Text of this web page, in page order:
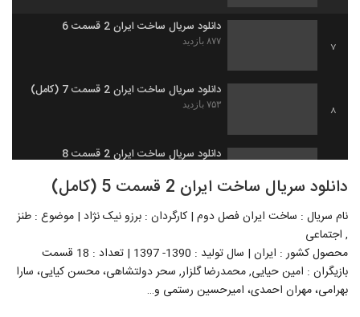
7
دانلود سریال ساخت ایران 2 قسمت 6
۸۷۷ بازدید
8
دانلود سریال ساخت ایران 2 قسمت 7 (کامل)
۷۵۳ بازدید
دانلود سریال ساخت ایران 2 قسمت 8
10
دانلود سریال ساخت ایران 2 قسمت 9 (کامل)
دانلود سریال ساخت ایران 2 قسمت 10 (کامل)
۶۸۰ بازدید
دانلود سریال ساخت ایران 2 قسمت 5 (کامل)
نام سریال : ساخت ایران فصل دوم | کارگردان : برزو نیک نژاد | موضوع : طنز
, اجتماعی
محصول کشور : ایران | سال تولید : 1390- 1397 | تعداد : 18 قسمت
بازیگران : امین حیایی, محمدرضا گلزار, سحر دولتشاهی، محسن کیایی، سارا
بهرامی، مهران احمدی، امیرحسین رستمی و…